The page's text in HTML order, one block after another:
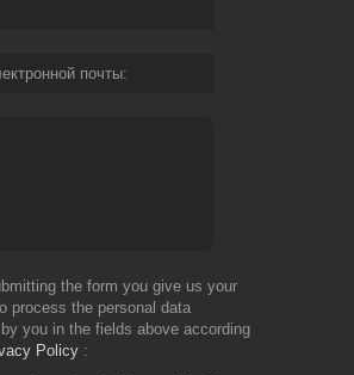
почты
the form you give us your
process the personal data
you in the fields above according
Policy